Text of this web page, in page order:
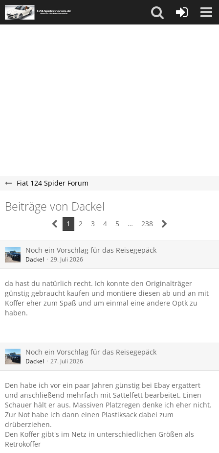
Fiat 124 Spider Forum
Beiträge von Dackel
1 2 3 4 5 … 238
Noch ein Vorschlag für das Reisegepäck
Dackel 29. Juli 2026
da hast du natürlich recht. Ich konnte den Originalträger
günstig gebraucht kaufen und montiere diesen ab und an mit
Koffer eher zum Spaß und um einmal eine andere Optk zu
haben.
Noch ein Vorschlag für das Reisegepäck
Dackel 27. Juli 2026
Den habe ich vor ein paar Jahren günstig bei Ebay ergattert
und anschließend mehrfach mit Sattelfett bearbeitet. Einen
Schauer hält er aus. Massiven Platzregen denke ich eher nicht.
Zur Not habe ich dann einen Plastiksack dabei zum
drüberziehen.
Den Koffer gibt's im Netz in unterschiedlichen Größen als
Retrokoffer